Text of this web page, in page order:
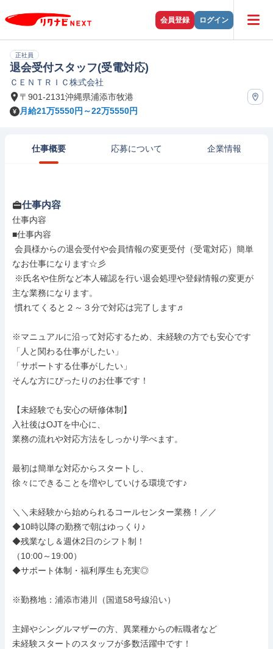
会員登録 ログイン
正社員
退会受付スタッフ(受電対応)
ＣＥＮＴＲＩＣ株式会社
〒901-2131沖縄県浦添市牧港
月給21万5550円～22万5550円
仕事概要 応募について 企業情報
仕事内容
仕事内容
■仕事内容
なお仕事になります☆彡
主な業務になります。
慣れてくると２～３分で対応は完了します♬
※マニュアルに沿って対応するため、未経験の方でも安心です
「人と関わる仕事がしたい」
「サポートする仕事がしたい」
そんな方にぴったりのお仕事です！
【未経験でも安心の研修体制】
入社後はOJTを中心に、
業務の流れや対応方法をしっかり学べます。
最初は簡単な対応からスタートし、
徐々にできることを増やしていける環境です♪
＼＼未経験から始められるコールセンター業務！／／
◆10時以降の勤務で朝はゆっくり♪
◆残業なし＆週休2日のシフト制！
（10:00～19:00）
◆サポート体制・福利厚生も充実◎
※勤務地：浦添市港川（国道58号線沿い）
主婦やシングルマザーの方、異業種からの転職者など
未経験スタートのスタッフが多数活躍中です！